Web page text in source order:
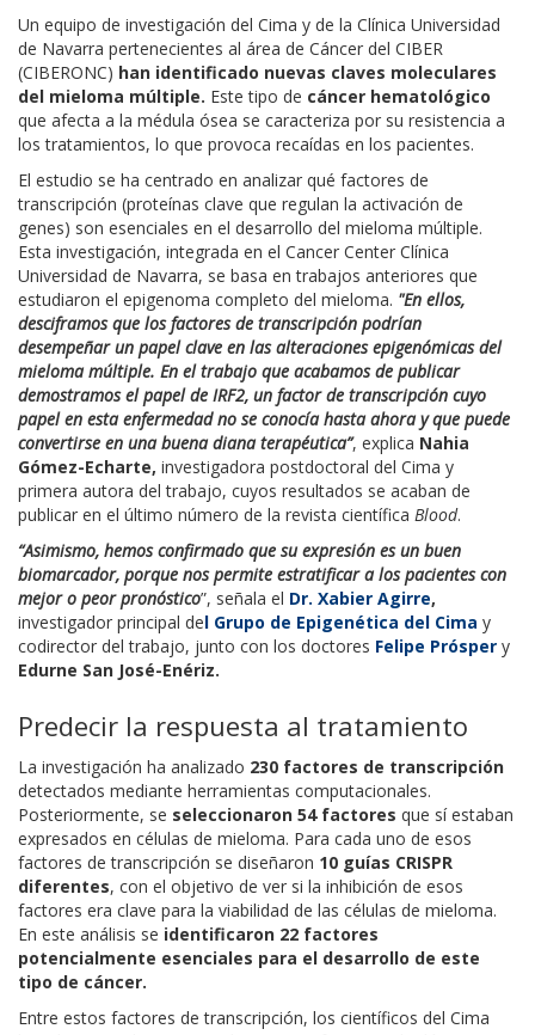
Un equipo de investigación del Cima y de la Clínica Universidad
de Navarra pertenecientes al área de Cáncer del CIBER
(CIBERONC) han identificado nuevas claves moleculares
del mieloma múltiple. Este tipo de cáncer hematológico
que afecta a la médula ósea se caracteriza por su resistencia a
los tratamientos, lo que provoca recaídas en los pacientes.
El estudio se ha centrado en analizar qué factores de
transcripción (proteínas clave que regulan la activación de
genes) son esenciales en el desarrollo del mieloma múltiple.
Esta investigación, integrada en el Cancer Center Clínica
Universidad de Navarra, se basa en trabajos anteriores que
estudiaron el epigenoma completo del mieloma. "En ellos,
desciframos que los factores de transcripción podrían
desempeñar un papel clave en las alteraciones epigenómicas del
mieloma múltiple. En el trabajo que acabamos de publicar
demostramos el papel de IRF2, un factor de transcripción cuyo
papel en esta enfermedad no se conocía hasta ahora y que puede
convertirse en una buena diana terapéutica”, explica Nahia
Gómez-Echarte, investigadora postdoctoral del Cima y
primera autora del trabajo, cuyos resultados se acaban de
publicar en el último número de la revista científica Blood.
“Asimismo, hemos confirmado que su expresión es un buen
biomarcador, porque nos permite estratificar a los pacientes con
mejor o peor pronóstico”, señala el Dr. Xabier Agirre,
investigador principal del Grupo de Epigenética del Cima y
codirector del trabajo, junto con los doctores Felipe Prósper y
Edurne San José-Enériz.
Predecir la respuesta al tratamiento
La investigación ha analizado 230 factores de transcripción
detectados mediante herramientas computacionales.
Posteriormente, se seleccionaron 54 factores que sí estaban
expresados en células de mieloma. Para cada uno de esos
factores de transcripción se diseñaron 10 guías CRISPR
diferentes, con el objetivo de ver si la inhibición de esos
factores era clave para la viabilidad de las células de mieloma.
En este análisis se identificaron 22 factores
potencialmente esenciales para el desarrollo de este
tipo de cáncer.
Entre estos factores de transcripción, los científicos del Cima